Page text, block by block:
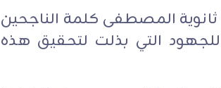
المصطفى كلمة الناجحين
للجهود التي بذلت لتحقيق هذه